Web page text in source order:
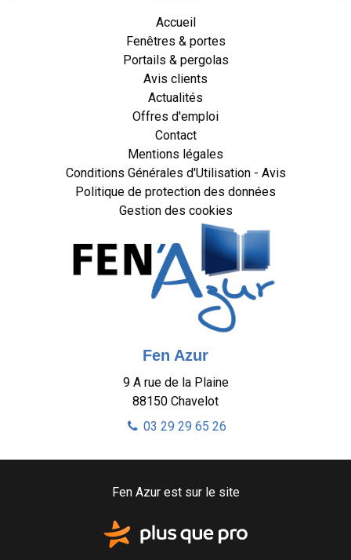
Accueil
Fenêtres & portes
Portails & pergolas
Avis clients
Actualités
Offres d'emploi
Contact
Mentions légales
Conditions Générales d'Utilisation - Avis
Politique de protection des données
Gestion des cookies
Fen Azur
9 A rue de la Plaine
88150 Chavelot
03 29 29 65 26
Fen Azur est sur le site